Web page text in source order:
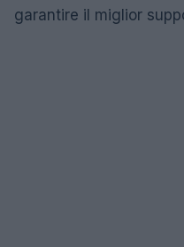
garantire il miglior